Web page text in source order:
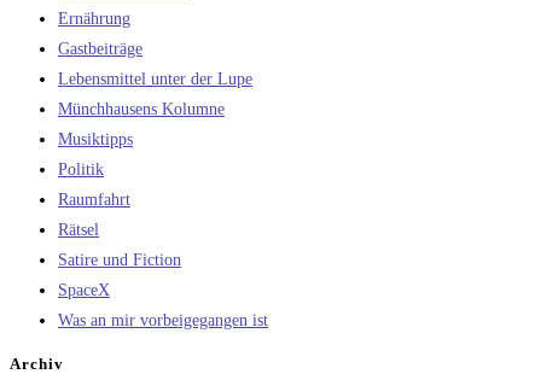
Ernährung
Gastbeiträge
Lebensmittel unter der Lupe
Münchhausens Kolumne
Musiktipps
Politik
Raumfahrt
Rätsel
Satire und Fiction
SpaceX
Was an mir vorbeigegangen ist
Archiv